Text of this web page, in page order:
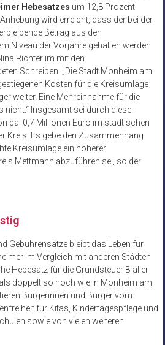
Hebesatzes um 12,8 Prozent
wird erreicht, dass der bei der
Betrag aus den
Niveau der Vorjahre gehalten werden
Richter im mit den
Schreiben. „Die Stadt Monheim am
Kosten für die Kreisumlage
weiter. Eine Mehreinnahme für die
nicht.“ Insgesamt sei durch diese
ca. 0,7 Millionen Euro im städtischen
Kreis. Es gebe den Zusammenhang
Kreisumlage ein höherer
Mettmann abzuführen sei, so der
Gebührensätze bleibt das Leben für
im Vergleich mit anderen Städten
Hebesatz für die Grundsteuer B aller
doppelt so hoch wie in Monheim am
Bürgerinnen und Bürger vom
für Kitas, Kindertagespflege und
sowie von vielen weiteren